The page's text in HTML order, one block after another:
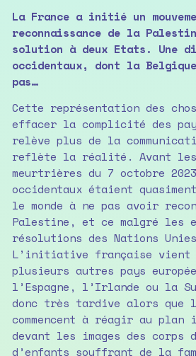
La France a initié un
reconnaissance de la
solution à deux Etats. Une
occidentaux, dont la
pas…
Cette représentation des
effacer la complicité des
relève plus de la
reflète la réalité. Avant les
meurtrières du 7 octobre
occidentaux étaient
le monde à ne pas avoir
Palestine, et ce malgré les
résolutions des Nations
L’initiative française vient
plusieurs autres pays
l’Espagne, l’Irlande ou la
donc très tardive alors que
commencent à réagir au
devant les images des corps
d’enfants souffrant de la